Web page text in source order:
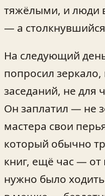
тяжёлыми, и люди
— а
На следующий
попросил зеркало,
заседаний, не для
Он заплатил — не
мастера свои
который обычно
книг, ещё час — от
нужно было